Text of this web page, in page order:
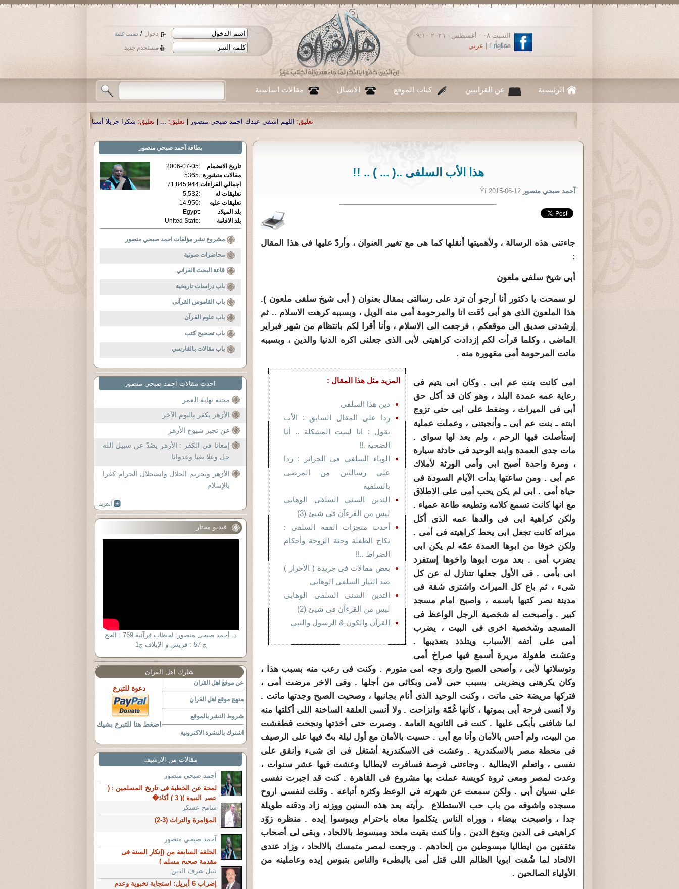
دخول / نسيت كلمة
مستخدم جديد
السبت ٠٨ - أغسطس - ٢٠٢٦ ٠٩:١٠
صباحاً
English عربي
الرئيسية عن القرانيين كتاب الموقع الاتصال مقالات اساسية
اللهم اشفي عبدك احمد صبحي منصور |تعليق: ...
| تعليق: شكرا جزيلا أستاذ حمد الحمد .أكرمكم الله .
هذا الأب السلفى ..( ... ) .. !!
آحمد صبحي منصور Ýí 2015-06-12
جاءتنى هذه الرسالة ، ولأهميتها أنقلها كما هى مع تغيير العنوان ، وأردّ عليها فى هذا المقال
:
أبى شيخ سلفى ملعون
لو سمحت يا دكتور أنا أرجو أن ترد على رسالتى بمقال بعنوان ( أبى شيخ سلفى ملعون ).
هذا الملعون الذى هو أبى ذُقت انا والمرحومة أمى منه الويل ، وبسببه كرهت الاسلام .. ثم
إرشدنى صديق الى موقعكم ، فرجعت الى الاسلام ، وأنا أقرا لكم بانتظام من شهر فبراير
الماضى ، وكلما قرأت لكم إزدادت كراهيتى لأبى الذى جعلنى اكره الدنيا والدين ، وبسببه
ماتت المرحومة أمى مقهورة منه .
المزيد مثل هذا المقال :
دين هذا السلفى
ردا على المقال السابق : الأب
يقول : انا لست المشكلة .. أنا
الضحية .!!
الوباء السلفى فى الجزائر : ردا
على رسالتين من المرضى
بالسلفية
التدين السنى السلفى الوهابى
ليس من القرءآن فى شيئ (3)
أحدث منجزات الفقه السلفى :
نكاح الطفلة وجثة الزوجة وأحكام
الضراط ..!!
بعض مقالات فى جريدة ( الأحرار )
ضد التيار السلفى الوهابى
التدين السنى السلفى الوهابى
ليس من القرءآن فى شيئ (2)
القرآن والكون & الرسول والنبي
امى كانت بنت عم ابى . وكان ابى يتيم فى
رعاية عمه عمدة البلد ، وهو كان قد أكل حق
أبى فى الميراث ، وضغط على ابى حتى تزوج
ابنته ـ بنت عم ابى ـ وأنجبتنى ، وعملت عملية
إستأصلت فيها الرحم ، ولم يعد لها سواى .
مات جدى العمدة وابنه الوحيد فى حادثة سيارة
، ومرة واحدة أصبح ابى وأمى الورثة لأملاك
عم أبى . ومن ساعتها بدأت الآيام السودة فى
حياة أمى . ابى لم يكن يحب أمى على الاطلاق
مع انها كانت تسمع كلامه وتطيعه طاعة عمياء .
ولكن كراهية ابى فى والدها عمه الذى أكل
ميراثه كانت تجعل ابى يحط كراهيته فى أمى .
ولكن خوفا من ابوها العمدة عمّه لم يكن ابى
يضرب أمى . بعد موت ابوها واخوها إستفرد
ابى بأمى . فى الأول جعلها تتنازل له عن كل
شىء ، ثم باع كل الميراث واشترى شقة فى
مدينة نصر كتبها باسمه ، واصبح امام مسجد
كبير . وأصبحت له شخصية الرجل الواعظ فى
المسجد وشخصية اخرى فى البيت ، يضرب
أمى على أتفه الأسباب ويتلذذ بتعذيبها .
وعشت طفولة مريرة أسمع فيها صراخ أمى
وتوسلاتها لأبى ، وأصحى الصبح وارى وجه امى متورم . وكنت فى رعب منه بسبب هذا ،
وكان يكرهنى ويضربنى بسبب حبى لأمى وبكائى من أجلها . وفى الاخر مرضت أمى ،
فتركها مريضة حتى ماتت ، وكنت الوحيد الذى أنام بجانبها ، وصحيت الصبح وجدتها ماتت .
ولا أنسى فرحة أبى بموتها ، كأنها غُمّة وانزاحت . ولا أنسى العلقة الساخنة اللى أكلتها منه
لما شافنى بأبكى عليها . كنت فى الثانوية العامة . وصبرت حتى أخذتها ونجحت فطفشت
من البيت، ولم أحس بالأمان وأنا مع أبى . حسيت بالأمان مع أول ليلة بتّ فيها على الرصيف
فى محطة مصر بالاسكندرية . وعشت فى الاسكندرية أشتغل فى اى شىء وانفق على
نفسى ، واتعلم الايطالية . وجاءتنى فرصة فسافرت لايطاليا وعشت فيها عشر سنوات ،
وعدت لمصر ومعى ثروة كويسة عملت بها مشروع فى القاهرة . كنت قد اجبرت نفسى
على نسيان أبى . ولكن سمعت عن شهرته فى الوعظ وكثرة أتباعه . وقلت لنفسى اروح
مسجده واشوفه من باب حب الاستطلاع .رأيته بعد هذه السنين ووزنه زاد ودقنه طويلة
جدا ، واصبحت بيضاء ، ووراه الناس يتكلموا معاه باحترام ويبوسوا إيده . منظره زوّد
كراهيتى فى الدين وبتوع الدين . وأنا كنت بقيت ملحد ومبسوط بالالحاد ، وبقى لى أصحاب
مثقفين من ايطاليا مبسوطين من إلحادهم . ورجعت لمصر متمسك بالالحاد ، وزاد عندى
الالحاد لما شُفت ابويا الظالم اللى قتل أمى بالبطىء والناس بتبوس إيده وعاملينه من
الأولياء الصالحين .
بطاقة آحمد صبحي منصور
تاريخ الانضمام :
2006-07-05
مقالات منشورة :
5365
اجمالي القراءات:
71,845,944
تعليقات له
:
5,532
تعليقات عليه
:
14,950
بلد الميلاد
:
Egypt
بلد الاقامة
:
United State
مشروع نشر مؤلفات احمد صبحي منصور
محاضرات صوتية
قاعة البحث القراني
باب دراسات تاريخية
باب القاموس القرآنى
باب علوم القرآن
باب تصحيح كتب
باب مقالات بالفارسي
احدث مقالات آحمد صبحي منصور
محنة نهاية العمر
الأزهر يكفر باليوم الآخر
عن تجبر شيوخ الأزهر
إمعانا في الكفر : الأزهر يصُدّ عن سبيل الله
جل وعلا بغيا وعدوانا
الأزهر وتحريم الحلال واستحلال الحرام كفرا
بالإسلام
فيديو مختار
د. أحمد صبحى منصور: لحظات قرآنية 769 : الحج
ج 57 : قريش و الإيلاف ج1
شارك اهل القران
عن موقع اهل القران
منهج موقع اهل القران
شروط النشر بالموقع
اشترك بالنشرة الاكترونية
دعوة للتبرع
اضغط هنا للتبرع بشيك
مقالات من الارشيف
آحمد صبحي منصور
لمحة عن الخطبة فى تاريخ المسلمين : (
عصر النبوة )( 3 ) أكاذ�
سامح عسكر
المؤامرة والتراث (3-2)
آحمد صبحي منصور
الحلقة السابعة من (إنكار السنة فى
مقدمة صحيح مسلم )
نبيل شرف الدين
إضراب 6 أبريل: استجابة نخبوية وعدم